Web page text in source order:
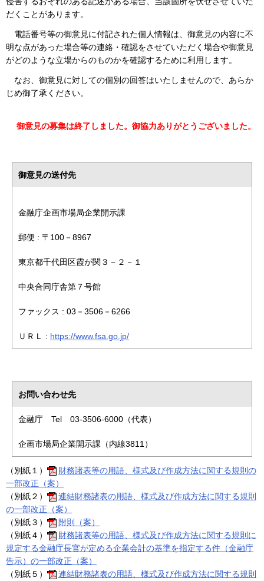
だくことがあります。
電話番号等の御意見に付記された個人情報は、御意見の内容に不
明な点があった場合等の連絡・確認をさせていただく場合や御意見
がどのような立場からのものかを確認するために利用します。
なお、御意見に対しての個別の回答はいたしませんので、あらか
じめ御了承ください。
御意見の募集は終了しました。御協力ありがとうございました。
御意見の送付先
金融庁企画市場局企業開示課
郵便 : 〒100－8967
東京都千代田区霞が関３－２－１
中央合同庁舎第７号館
ファックス : 03－3506－6266
ＵＲＬ : https://www.fsa.go.jp/
お問い合わせ先
金融庁 Tel 03-3506-6000（代表）
企画市場局企業開示課（内線3811）
（別紙１）
財務諸表等の用語、様式及び作成方法に関する規則の
一部改正（案）
（別紙２）
連結財務諸表の用語、様式及び作成方法に関する規則
の一部改正（案）
（別紙３）
附則（案）
（別紙４）
財務諸表等の用語、様式及び作成方法に関する規則に
規定する金融庁長官が定める企業会計の基準を指定する件（金融庁
告示）の一部改正（案）
（別紙５）
連結財務諸表の用語、様式及び作成方法に関する規則